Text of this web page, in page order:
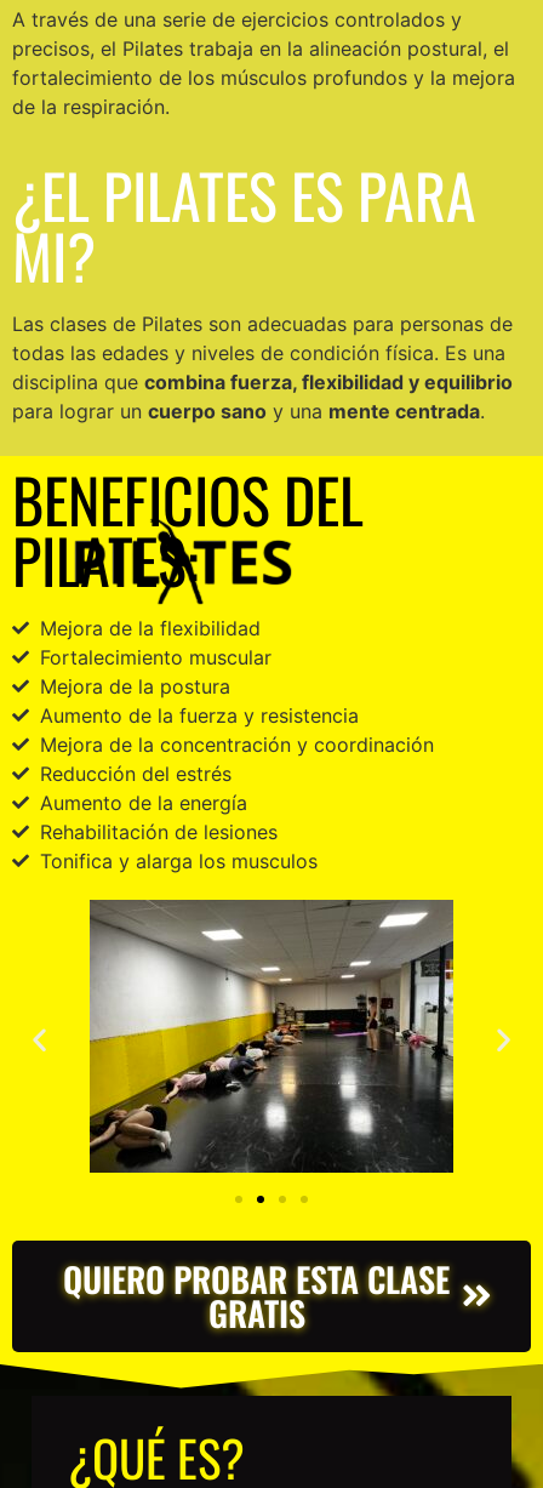
A través de una serie de ejercicios controlados y
precisos, el Pilates trabaja en la alineación postural, el
fortalecimiento de los músculos profundos y la mejora
de la respiración.
¿EL PILATES ES PARA
MI?
Las clases de Pilates son adecuadas para personas de
todas las edades y niveles de condición física. Es una
disciplina que combina fuerza, flexibilidad y equilibrio
para lograr un cuerpo sano y una mente centrada.
BENEFICIOS DEL
PILATES:
Mejora de la flexibilidad
Fortalecimiento muscular
Mejora de la postura
Aumento de la fuerza y resistencia
Mejora de la concentración y coordinación
Reducción del estrés
Aumento de la energía
Rehabilitación de lesiones
Tonifica y alarga los musculos
QUIERO PROBAR ESTA CLASE
GRATIS
¿QUÉ ES?